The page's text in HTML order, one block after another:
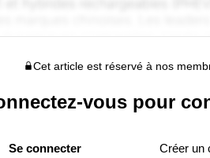
Cet article est réservé à nos
vous pour
Se connecter Créer un